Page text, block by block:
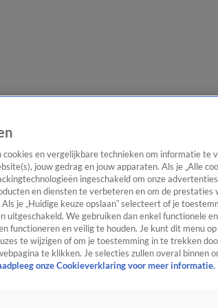
cookies en vergelijkbare technieken om informatie te
jouw gedrag en jouw apparaten. Als je „Alle
ingeschakeld om onze
en diensten te verbeteren en om de prestaties
je „Huidige keuze opslaan” selecteert of je
uitgeschakeld. We gebruiken dan enkel functionele
functioneren en veilig te houden. Je kunt dit menu
te wijzigen of om je toestemming in te trekken
te klikken. Je selecties zullen overal binnen
onze Cookieverklaring voor meer informatie.